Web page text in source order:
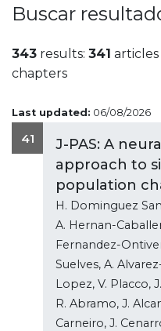
Buscar
343 results: 341 articles
chapters
Last updated: 06/08/2026
41
J-PAS: A
approach to
population
H. Dominguez
A. Hernan-
Fernandez-
Suelves, A.
Lopez, V. Placco,
R. Abramo, J.
Carneiro, J.